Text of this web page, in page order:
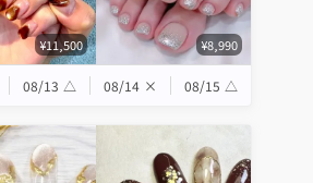
¥11,500 ¥8,990
08/13 △ 08/14 × 08/15 △